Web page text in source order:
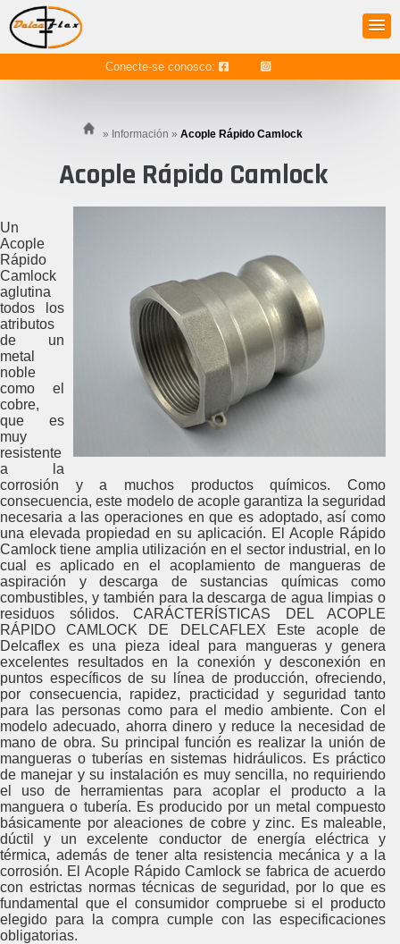
Conecte-se conosco:
» Información » Acople Rápido Camlock
Acople Rápido Camlock
Un
Acople
Rápido
Camlock
aglutina
todos los
atributos
de un
metal
noble
como el
cobre,
que es
muy
resistente
a la
corrosión y a muchos productos químicos. Como
consecuencia, este modelo de acople garantiza la seguridad
necesaria a las operaciones en que es adoptado, así como
una elevada propiedad en su aplicación. El Acople Rápido
Camlock tiene amplia utilización en el sector industrial, en lo
cual es aplicado en el acoplamiento de mangueras de
aspiración y descarga de sustancias químicas como
combustibles, y también para la descarga de agua limpias o
residuos sólidos. CARÁCTERÍSTICAS DEL ACOPLE
RÁPIDO CAMLOCK DE DELCAFLEX Este acople de
Delcaflex es una pieza ideal para mangueras y genera
excelentes resultados en la conexión y desconexión en
puntos específicos de su línea de producción, ofreciendo,
por consecuencia, rapidez, practicidad y seguridad tanto
para las personas como para el medio ambiente. Con el
modelo adecuado, ahorra dinero y reduce la necesidad de
mano de obra. Su principal función es realizar la unión de
mangueras o tuberías en sistemas hidráulicos. Es práctico
de manejar y su instalación es muy sencilla, no requiriendo
el uso de herramientas para acoplar el producto a la
manguera o tubería. Es producido por un metal compuesto
básicamente por aleaciones de cobre y zinc. Es maleable,
dúctil y un excelente conductor de energía eléctrica y
térmica, además de tener alta resistencia mecánica y a la
corrosión. El Acople Rápido Camlock se fabrica de acuerdo
con estrictas normas técnicas de seguridad, por lo que es
fundamental que el consumidor compruebe si el producto
elegido para la compra cumple con las especificaciones
obligatorias.